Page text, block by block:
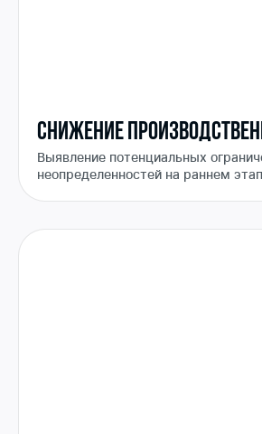
СНИЖЕНИЕ
Выявление потенциальных
неопределенностей на раннем